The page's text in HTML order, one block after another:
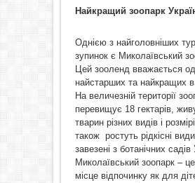
Найкращий зоопарк
Однією з найголовніших
зупинок є Миколаївський
Цей зооленд вважається
найстарших та найкращих в
На величезній території
перевищує 18 гектарів,
тварин різних видів і
також ростуть рідкісні
завезені з ботанічних садів
Миколаївський зоопарк –
місце відпочинку як для